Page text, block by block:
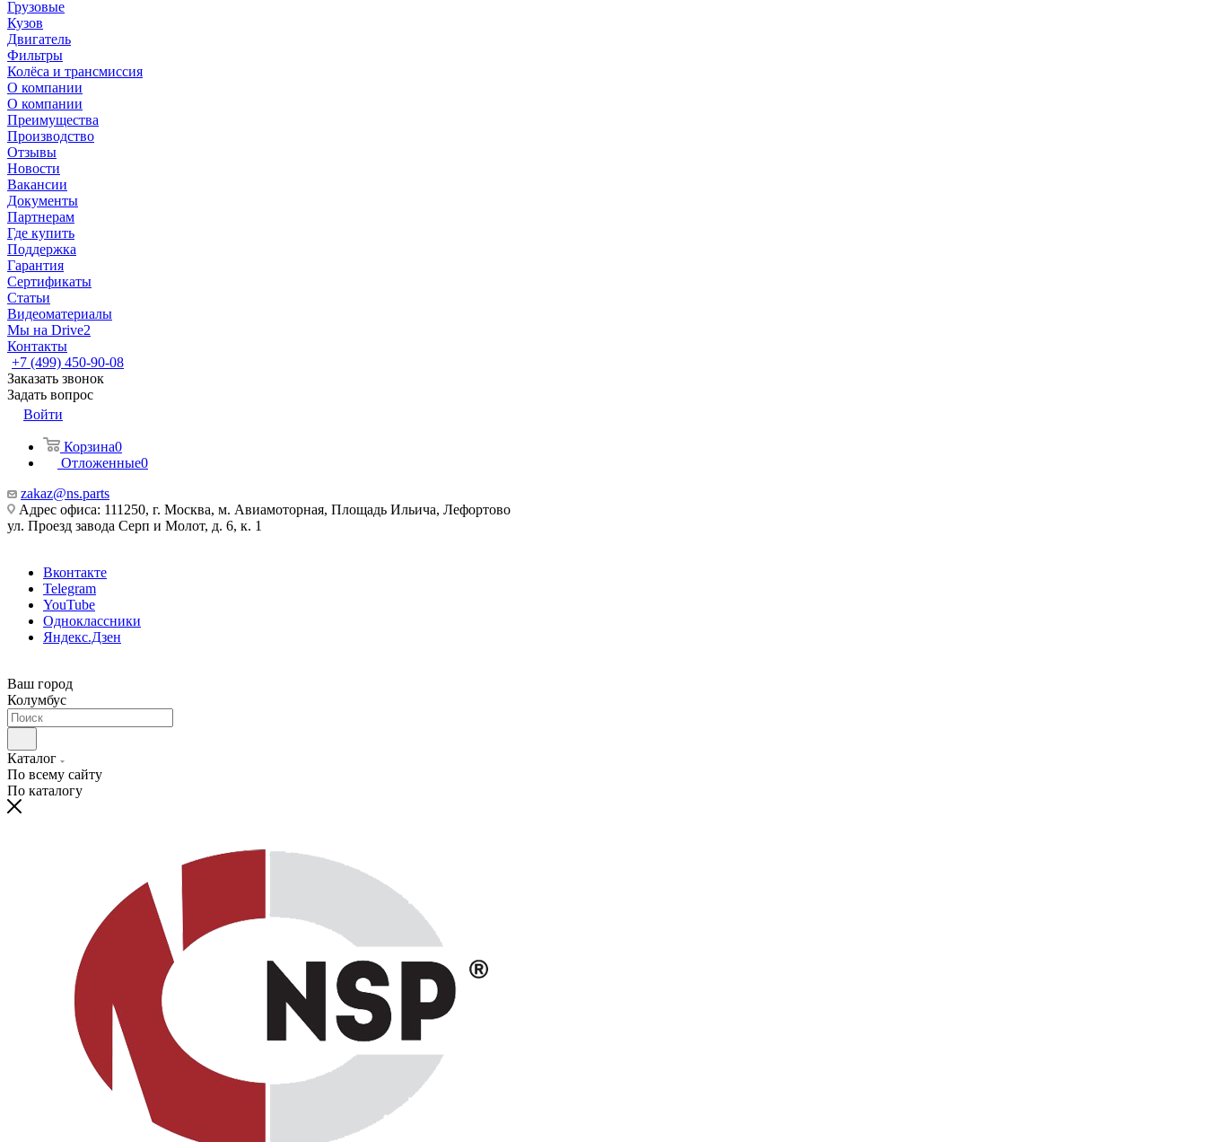
Грузовые
Кузов
Двигатель
Фильтры
Колёса и трансмиссия
О компании
О компании
Преимущества
Производство
Отзывы
Новости
Вакансии
Документы
Партнерам
Где купить
Поддержка
Гарантия
Сертификаты
Статьи
Видеоматериалы
Мы на Drive2
Контакты
+7 (499) 450-90-08
Заказать звонок
Задать вопрос
Войти
Корзина0
Отложенные0
zakaz@ns.parts
Адрес офиса: 111250, г. Москва, м. Авиамоторная, Площадь Ильича, Лефортово
ул. Проезд завода Серп и Молот, д. 6, к. 1
Вконтакте
Telegram
YouTube
Одноклассники
Яндекс.Дзен
Ваш город
Колумбус
Каталог
По всему сайту
По каталогу